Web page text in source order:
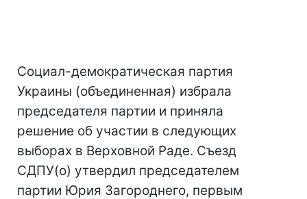
Социал-демократическая партия
Украины (объединенная) избрала
председателя партии и приняла
решение об участии в следующих
выборах в Верховной Раде. Съезд
СДПУ(о) утвердил председателем
партии Юрия Загороднего, первым